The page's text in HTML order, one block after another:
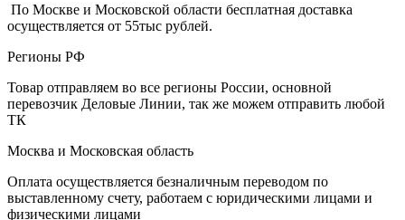
По Москве и Московской области бесплатная доставка
осуществляется от 55тыс рублей.
Регионы РФ
Товар отправляем во все регионы России, основной
перевозчик Деловые Линии, так же можем отправить любой
ТК
Москва и Московская область
Оплата осуществляется безналичным переводом по
выставленному счету, работаем с юридическими лицами и
физическими лицами